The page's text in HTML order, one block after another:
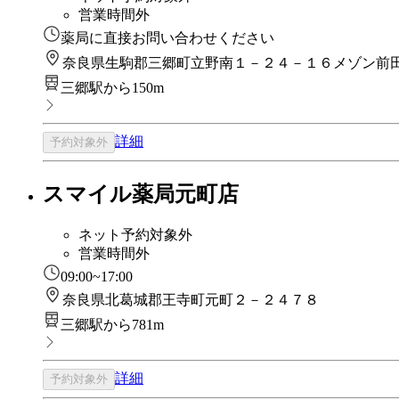
営業時間外
薬局に直接お問い合わせください
奈良県生駒郡三郷町立野南１－２４－１６メゾン前
三郷駅から150m
予約対象外 詳細
スマイル薬局元町店
ネット予約対象外
営業時間外
09:00~17:00
奈良県北葛城郡王寺町元町２－２４７８
三郷駅から781m
予約対象外 詳細